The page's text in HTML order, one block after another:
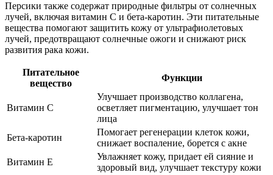
Персики также содержат природные фильтры от солнечных
лучей, включая витамин С и бета-каротин. Эти питательные
вещества помогают защитить кожу от ультрафиолетовых
лучей, предотвращают солнечные ожоги и снижают риск
развития рака кожи.
Питательное
вещество
Функции
Витамин С
Улучшает производство коллагена,
осветляет пигментацию, улучшает тон
лица
Бета-каротин
Помогает регенерации клеток кожи,
снижает воспаление, борется с акне
Витамин Е
Увлажняет кожу, придает ей сияние и
здоровый вид, улучшает текстуру кожи